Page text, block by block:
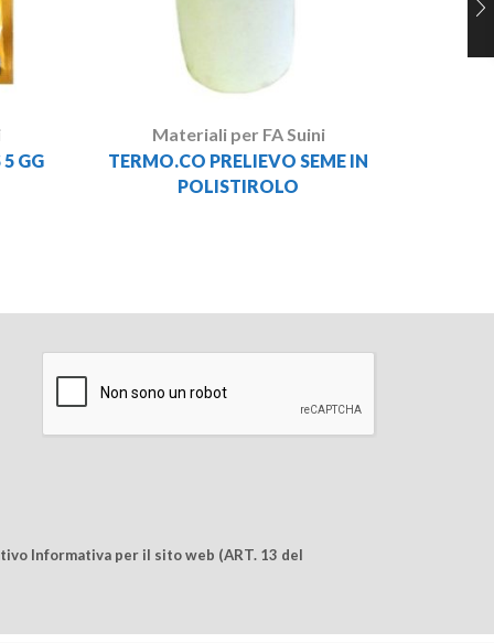
GG
Materiali per FA Suini
TERMO.CO PRELIEVO SEME IN
POLISTIROLO
Informativa per il sito web (ART. 13 del